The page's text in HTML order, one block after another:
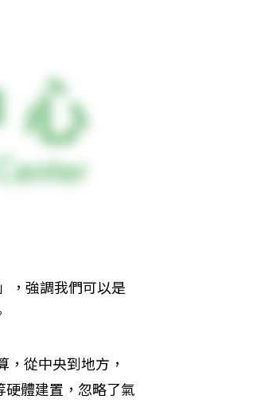
，強調我們可以是
從中央到地方，
體建置，忽略了氣